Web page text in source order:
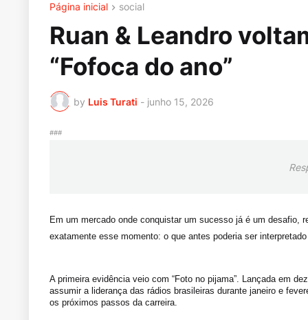
Página inicial social
Ruan & Leandro
“Fofoca do ano”
by Luis Turati - junho 15, 2026
###
Em um mercado onde conquistar um sucesso já é um desafio,
exatamente esse momento: o que antes poderia ser
A primeira evidência veio com “Foto no pijama”. Lançada em
assumir a liderança das rádios brasileiras durante janeiro e
os próximos passos da carreira.